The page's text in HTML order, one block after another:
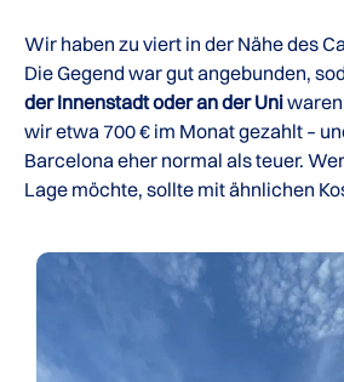
Wir haben zu viert in der Nähe des
Die Gegend war gut angebunden,
der Innenstadt oder an der Uni
wir etwa 700 € im Monat gezahlt –
Barcelona eher normal als teuer.
Lage möchte, sollte mit ähnlichen